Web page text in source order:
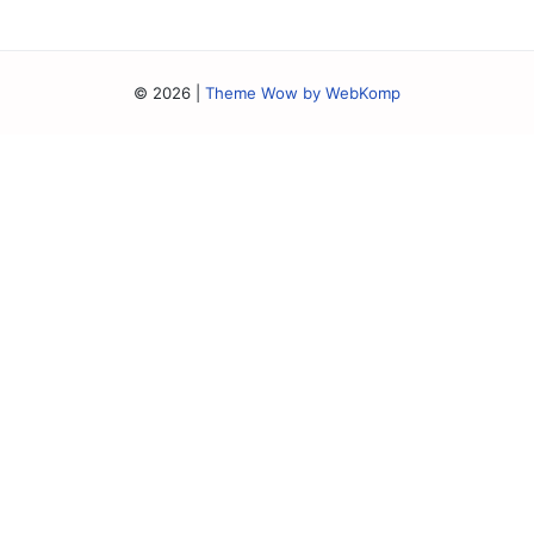
© 2026 Theme Wow by WebKomp